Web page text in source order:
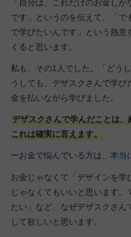
「自分は、これだけのお金し
です」というのを伝えて、「で
で学びたいんです」という熱意
くると思います。
私も、その1人でした。「どう
うしても、デザスクさんで学
金を払いながら学びました。
デザスクさんで学んだことは
これは確実に言えます。
ーお金で悩んでいる方は、本当
お金じゃなくて「デザインを
じゃなくてもいいと思います
たい」など、なぜデザスクさん
して欲しいと思います。